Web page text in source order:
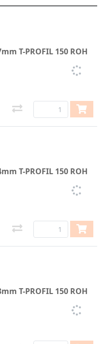
T-PROFIL 150 ROH
T-PROFIL 150 ROH
T-PROFIL 150 ROH